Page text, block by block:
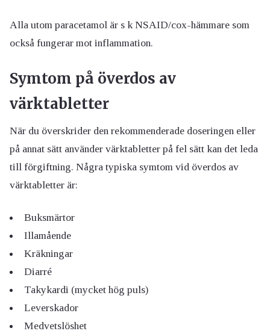
Alla utom paracetamol är s k NSAID/cox-hämmare som
också fungerar mot inflammation.
Symtom på överdos av
värktabletter
När du överskrider den rekommenderade doseringen eller
på annat sätt använder värktabletter på fel sätt kan det leda
till förgiftning. Några typiska symtom vid överdos av
värktabletter är:
Buksmärtor
Illamående
Kräkningar
Diarré
Takykardi (mycket hög puls)
Leverskador
Medvetslöshet